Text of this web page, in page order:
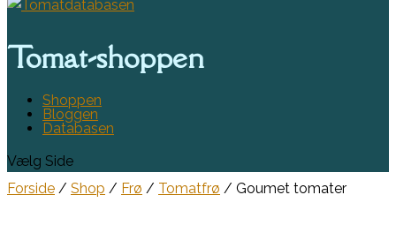
Tomat-shoppen
Shoppen
Bloggen
Databasen
Vælg Side
Forside / Shop / Frø / Tomatfrø / Goumet tomater